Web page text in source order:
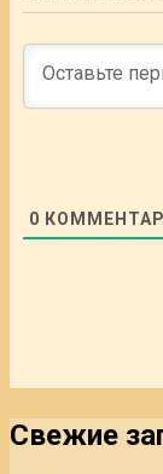
0
Свежие